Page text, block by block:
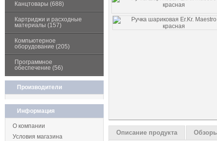
Канцтовары (688)
Картриджи и расходные
материалы (157)
Компьютерное
оборудование (205)
Программное
обеспечение (56)
Производители
Информация
О компании
Условия магазина
Описание продукта